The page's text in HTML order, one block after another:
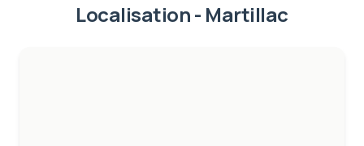
Localisation - Martillac